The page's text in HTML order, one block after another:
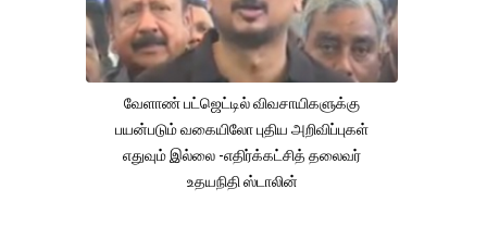
வேளாண் பட்ஜெட்டில் விவசாயிகளுக்கு
பயன்படும் வகையிலோ புதிய அறிவிப்புகள்
எதுவும் இல்லை -எதிர்க்கட்சித் தலைவர்
உதயநிதி ஸ்டாலின்